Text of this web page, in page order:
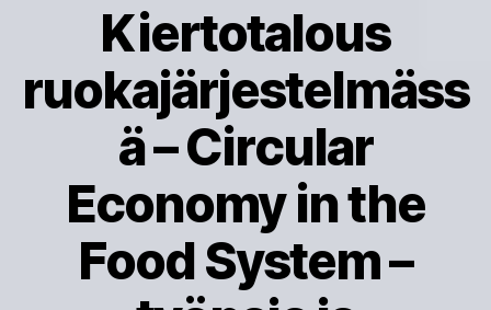
Kiertotalous
ruokajärjestelmäss
ä – Circular
Economy in the
Food System –